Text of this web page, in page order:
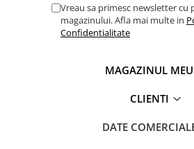
Sisteme de ridicare si sustinere
Capre Auto
Vreau sa primesc newsletter cu
magazinului. Afla mai multe in
Confidentialitate
MAGAZINUL MEU
CLIENTI
DATE